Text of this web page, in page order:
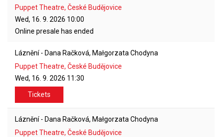
Puppet Theatre, České Budějovice
Wed, 16. 9. 2026 10:00
Online presale has ended
Láznění - Dana Račková, Małgorzata Chodyna
Puppet Theatre, České Budějovice
Wed, 16. 9. 2026 11:30
Tickets
Láznění - Dana Račková, Małgorzata Chodyna
Puppet Theatre, České Budějovice